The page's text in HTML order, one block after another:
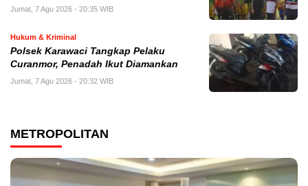
Jumat, 7 Agu 2026 - 20:35 WIB
Hukum & Kriminal
Polsek Karawaci Tangkap Pelaku
Curanmor, Penadah Ikut Diamankan
Jumat, 7 Agu 2026 - 20:32 WIB
METROPOLITAN